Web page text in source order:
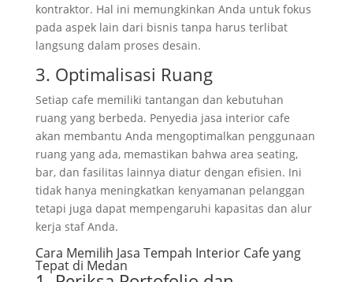
kontraktor. Hal ini memungkinkan Anda untuk fokus
pada aspek lain dari bisnis tanpa harus terlibat
langsung dalam proses desain.
3. Optimalisasi Ruang
Setiap cafe memiliki tantangan dan kebutuhan
ruang yang berbeda. Penyedia jasa interior cafe
akan membantu Anda mengoptimalkan penggunaan
ruang yang ada, memastikan bahwa area seating,
bar, dan fasilitas lainnya diatur dengan efisien. Ini
tidak hanya meningkatkan kenyamanan pelanggan
tetapi juga dapat mempengaruhi kapasitas dan alur
kerja staf Anda.
Cara Memilih Jasa Tempah Interior Cafe yang
Tepat di Medan